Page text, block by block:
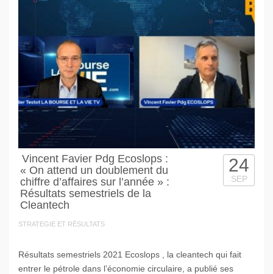
Vincent Favier Pdg Ecoslops :
« On attend un doublement du
chiffre d’affaires sur l’année » :
Résultats semestriels de la
Cleantech
STRATEGIE ET RÉSULTATS
24
SEP
Résultats semestriels 2021 Ecoslops , la cleantech qui fait
entrer le pétrole dans l’économie circulaire, a publié ses